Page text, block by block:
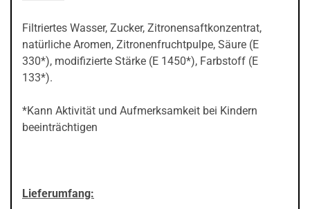
Filtriertes Wasser, Zucker, Zitronensaftkonzentrat,
natürliche Aromen, Zitronenfruchtpulpe, Säure (E
330*), modifizierte Stärke (E 1450*), Farbstoff (E
133*).
*Kann Aktivität und Aufmerksamkeit bei Kindern
beeinträchtigen
Lieferumfang: